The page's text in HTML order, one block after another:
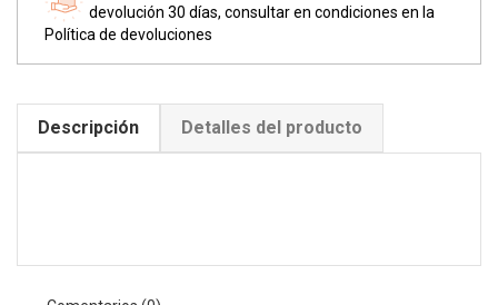
devolución 30 días, consultar en condiciones en la
Política de devoluciones
Descripción Detalles del producto